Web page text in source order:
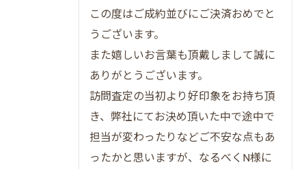
だんらん住宅で実現する高価格売却の秘密
オリジナル図面とVR写真で魅力アップ
高価格売却を叶える独自手法の比較表
一級建築士による建物調査の安心感
仲介と買取で異なる売却メリット
だんらん住宅の強みを活かす方法
大阪市中央区谷町の不動産はどう高く売れるか
この度はご成約並びにご決済おめでと
うございます。
また嬉しいお言葉も頂戴しまして誠に
ありがとうございます。
訪問査定の当初より好印象をお持ち頂
き、弊社にてお決め頂いた中で途中で
担当が変わったりなどご不安な点もあ
ったかと思いますが、なるべくN様に